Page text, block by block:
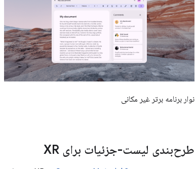
نوار برنامه برتر غیر مکانی
طرح‌بندی لیست-جزئیات برای XR